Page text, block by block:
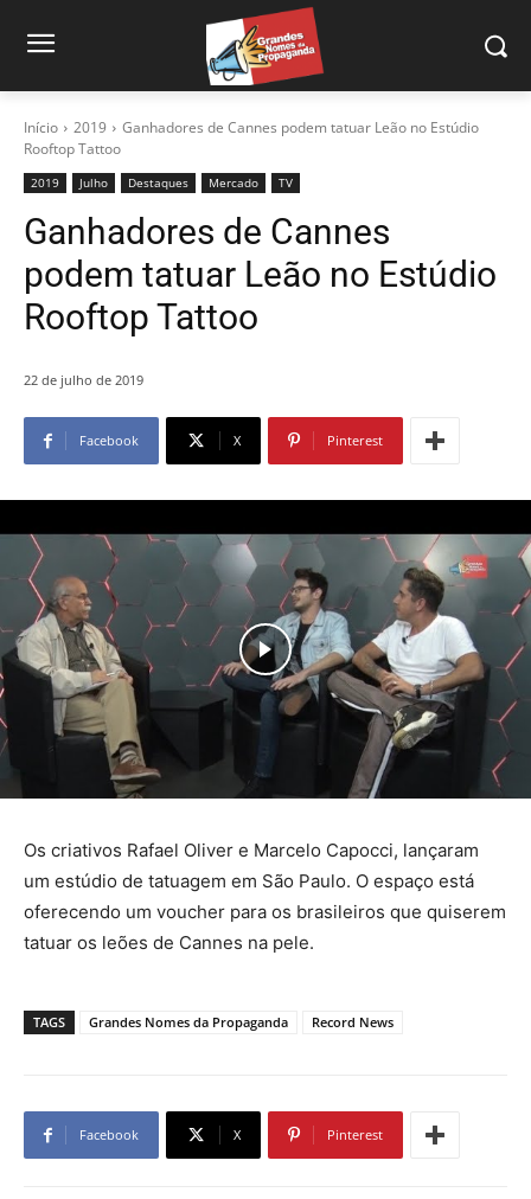
Início 2019
Ganhadores de Cannes podem tatuar Leão no Estúdio
Rooftop Tattoo
2019 Julho Destaques Mercado TV
Ganhadores de Cannes
podem tatuar Leão no Estúdio
Rooftop Tattoo
22 de julho de 2019
Facebook X Pinterest
Os criativos Rafael Oliver e Marcelo Capocci, lançaram
um estúdio de tatuagem em São Paulo. O espaço está
oferecendo um voucher para os brasileiros que quiserem
tatuar os leões de Cannes na pele.
TAGS Grandes Nomes da Propaganda Record News
Facebook X Pinterest